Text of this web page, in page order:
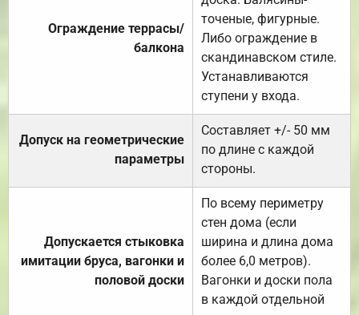
Ограждение террасы/
балкона
точеные, фигурные.
Либо ограждение в
скандинавском стиле.
Устанавливаются
ступени у входа.
Допуск на геометрические
параметры
Составляет +/- 50 мм
по длине с каждой
стороны.
Допускается стыковка
имитации бруса, вагонки и
половой доски
По всему периметру
стен дома (если
ширина и длина дома
более 6,0 метров).
Вагонки и доски пола
в каждой отдельной